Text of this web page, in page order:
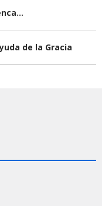
de la Gracia